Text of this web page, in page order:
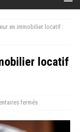
en immobilier locatif :
locatif
fermés